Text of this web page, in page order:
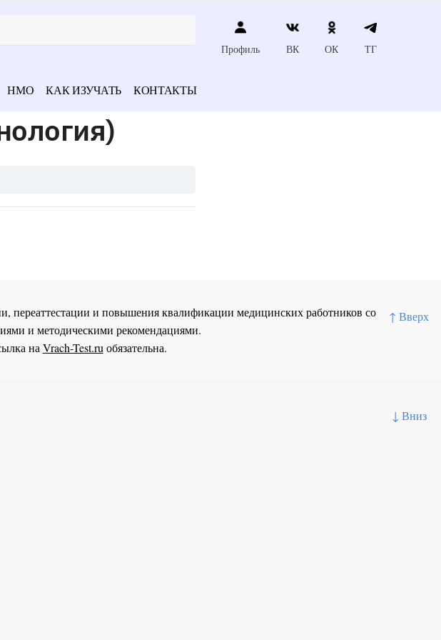
↑ Вверх
↓ Вниз
Профиль ВК ОК ТГ
НМО КАК ИЗУЧАТЬ КОНТАКТЫ
переаттестации и повышения квалификации медицинских работников со
и методическими рекомендациями.
на Vrach-Test.ru обязательна.